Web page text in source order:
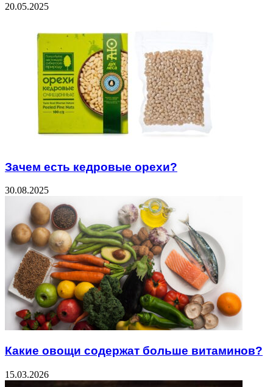
20.05.2025
Зачем есть кедровые орехи?
30.08.2025
Какие овощи содержат больше витаминов?
15.03.2026